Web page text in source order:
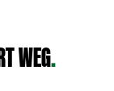
WEG.